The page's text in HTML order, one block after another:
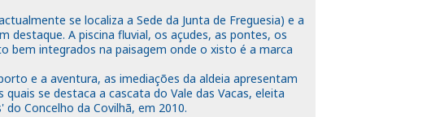
se localiza a Sede da Junta de Freguesia) e a
destaque. A piscina fluvial, os açudes, as pontes, os
bem integrados na paisagem onde o xisto é a marca
e a aventura, as imediações da aldeia apresentam
se destaca a cascata do Vale das Vacas, eleita
Concelho da Covilhã, em 2010.